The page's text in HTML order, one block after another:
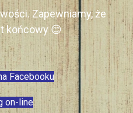
Zapewniamy, że
końcowy 😊
Facebooku
on-line